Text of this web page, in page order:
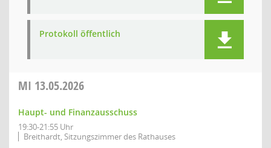
Protokoll öffentlich
MI 13.05.2026
Haupt- und Finanzausschuss
19:30-21:55 Uhr
Breithardt, Sitzungszimmer des Rathauses